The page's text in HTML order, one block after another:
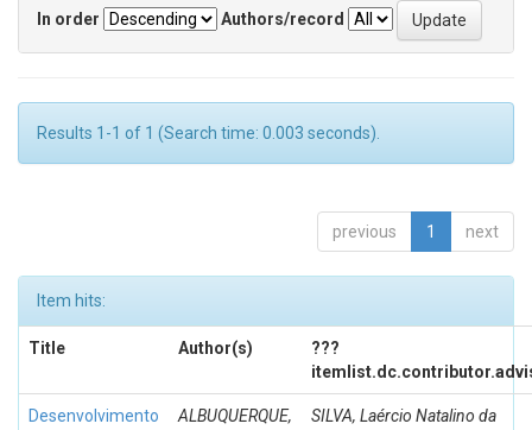
In order
Authors/record
Results 1-1 of 1 (Search time: 0.003 seconds).
previous 1 next
Item hits:
Title Author(s)
???
Desenvolvimento
ALBUQUERQUE,
SILVA, Laércio Natalino da